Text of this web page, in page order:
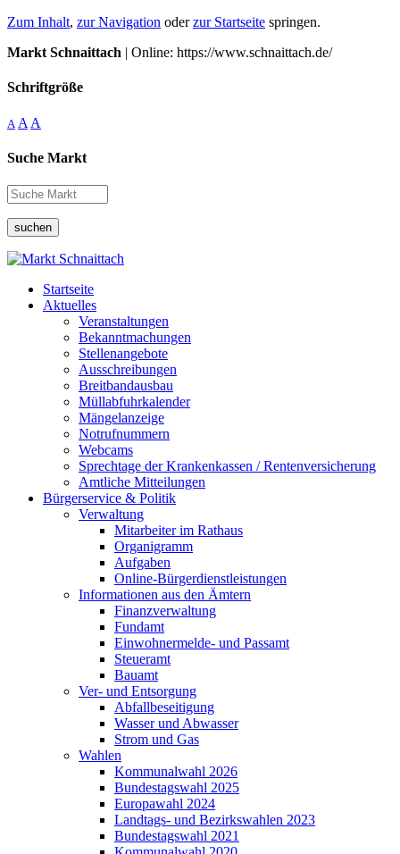
Zum Inhalt, zur Navigation oderzur Startseite springen.
Markt Schnaittach | Online: https://www.schnaittach.de/
Schriftgröße
A A A
Suche Markt
suchen
Startseite
Aktuelles
Veranstaltungen
Bekanntmachungen
Stellenangebote
Ausschreibungen
Breitbandausbau
Müllabfuhrkalender
Mängelanzeige
Notrufnummern
Webcams
Sprechtage der Krankenkassen / Rentenversicherung
Amtliche Mitteilungen
Bürgerservice & Politik
Verwaltung
Mitarbeiter im Rathaus
Organigramm
Aufgaben
Online-Bürgerdienstleistungen
Informationen aus den Ämtern
Finanzverwaltung
Fundamt
Einwohnermelde- und Passamt
Steueramt
Bauamt
Ver- und Entsorgung
Abfallbeseitigung
Wasser und Abwasser
Strom und Gas
Wahlen
Kommunalwahl 2026
Bundestagswahl 2025
Europawahl 2024
Landtags- und Bezirkswahlen 2023
Bundestagswahl 2021